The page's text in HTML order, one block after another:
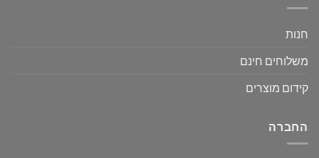
חנות
משלוחים חינם
קידום מוצרים
החברה